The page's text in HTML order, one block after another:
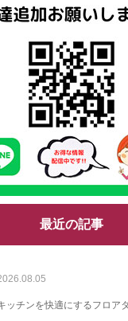
最近の記事
ッチンを快適にするフロア